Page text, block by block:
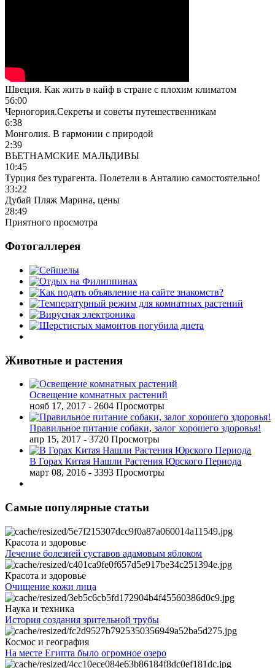
Швеция. Как жить в кайф в стране с плохим климатом
56:00
Черногория.Секреты и советы путешественникам
6:38
Монголия. В гармонии с природой
2:39
ВЬЕТНАМСКИЕ МАЛЬДИВЫ
10:45
Турция без турагента. Полетели в Анталию самостоятельно!
33:22
Дубай Пляж Марина, цены
28:49
Приятного просмотра
Фотогаллерея
Животные и растения
Освещение комнатных растений
нояб 17, 2017 - 2604 Просмотры
Правильное питание собаки, залог хорошего здоровья!
апр 15, 2017 - 3720 Просмотры
В Горах Китая Нашли Растения Юрского Периода
март 08, 2016 - 3393 Просмотры
Самые популярные статьи
Красота и здоровье
Лечение болезней суставов адамовым яблоком
Красота и здоровье
Очищение кожи лица
Наука и техника
История создания зрительной трубы
Космос и география
На месте Египта было огромное озеро